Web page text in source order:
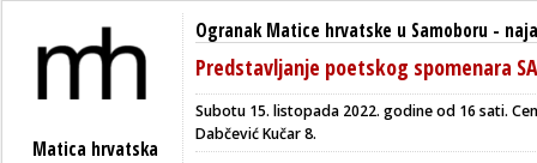
Matica hrvatska
Ogranak Matice hrvatske u Samoboru -
Predstavljanje poetskog spomenara
Subotu 15. listopada 2022. godine od 16 sati.
Dabčević Kučar 8.